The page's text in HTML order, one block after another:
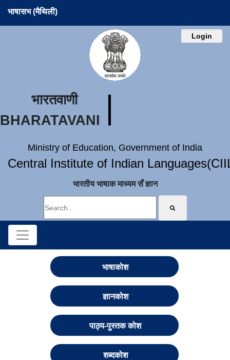
भाषासभ (मैथिली)
Login
भारतवाणी
BHARATAVANI
Ministry of Education, Government of India
Central Institute of Indian
भारतीय भाषाक माध्यम सँ ज्ञान
भाषाकोश
ज्ञानकोश
पाठ्य-पुस्तक कोश
शब्दकोश